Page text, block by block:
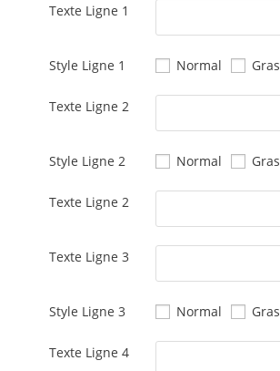
Texte Ligne 1
Style Ligne 1 Normal Gras
Texte Ligne 2
Style Ligne 2 Normal Gras
Texte Ligne 2
Texte Ligne 3
Style Ligne 3 Normal Gras
Texte Ligne 4